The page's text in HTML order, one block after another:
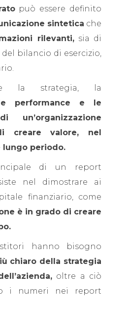
può essere definito
sintetica che
rilevanti,sia di
bilancio di esercizio,
la strategia, la
performance e le
un’organizzazione
creare valore, nel
lungo periodo.
di un report
nel dimostrare ai
finanziario, come
è in grado di creare
hanno bisogno
chiaro della strategia
oltre a ciò
i numeri nei report